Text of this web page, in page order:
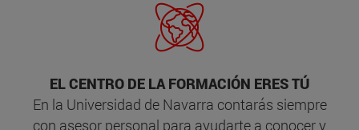
EL CENTRO DE LA FORMACIÓN ERES TÚ
En la Universidad de Navarra contarás siempre
con asesor personal para ayudarte a conocer y